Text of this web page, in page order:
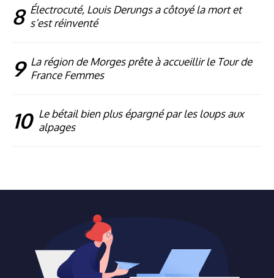
8 Électrocuté, Louis Derungs a côtoyé la mort et
s’est réinventé
9 La région de Morges prête à accueillir le Tour de
France Femmes
10 Le bétail bien plus épargné par les loups aux
alpages